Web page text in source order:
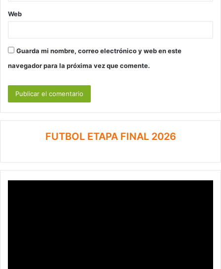
Web
Guarda mi nombre, correo electrónico y web en este
navegador para la próxima vez que comente.
FUTBOL ETAPA FINAL 2026